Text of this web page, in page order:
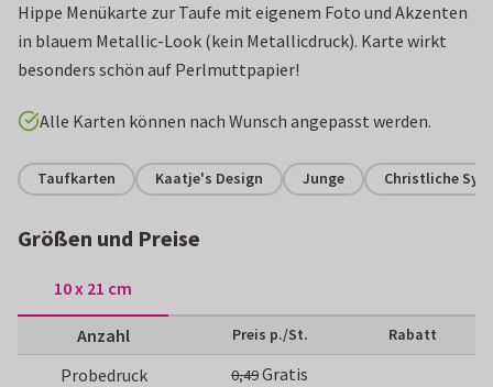
Hippe Menükarte zur Taufe mit eigenem Foto und Akzenten
in blauem Metallic-Look (kein Metallicdruck). Karte wirkt
besonders schön auf Perlmuttpapier!
Alle Karten können nach Wunsch angepasst werden.
Taufkarten Kaatje's Design Junge Christliche
Größen und Preise
10 x 21 cm
Anzahl Preis p./St. Rabatt
Probedruck 0,49Gratis